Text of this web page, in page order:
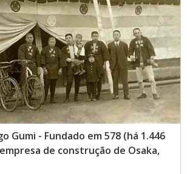
Gumi - Fundado em 578 (há 1.446
de construção de Osaka,